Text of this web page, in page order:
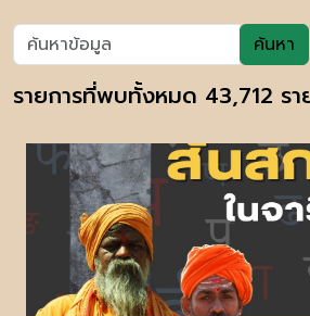
ค้นหา
รายการที่พบทั้งหมด 43,712 รา